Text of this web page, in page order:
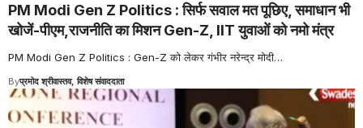
PM Modi Gen Z Politics : सिर्फ सवाल मत पूछिए, समाधान भी
खोजें-पीएम,राजनीति का मिशन Gen-Z, IIT युवाओं को नमो मंत्र
PM Modi Gen Z Politics : Gen-Z को लेकर गंभीर नरेन्द्र मोदी…
Byप्रमोद श्रीवास्तव, विशेष संवाददाता